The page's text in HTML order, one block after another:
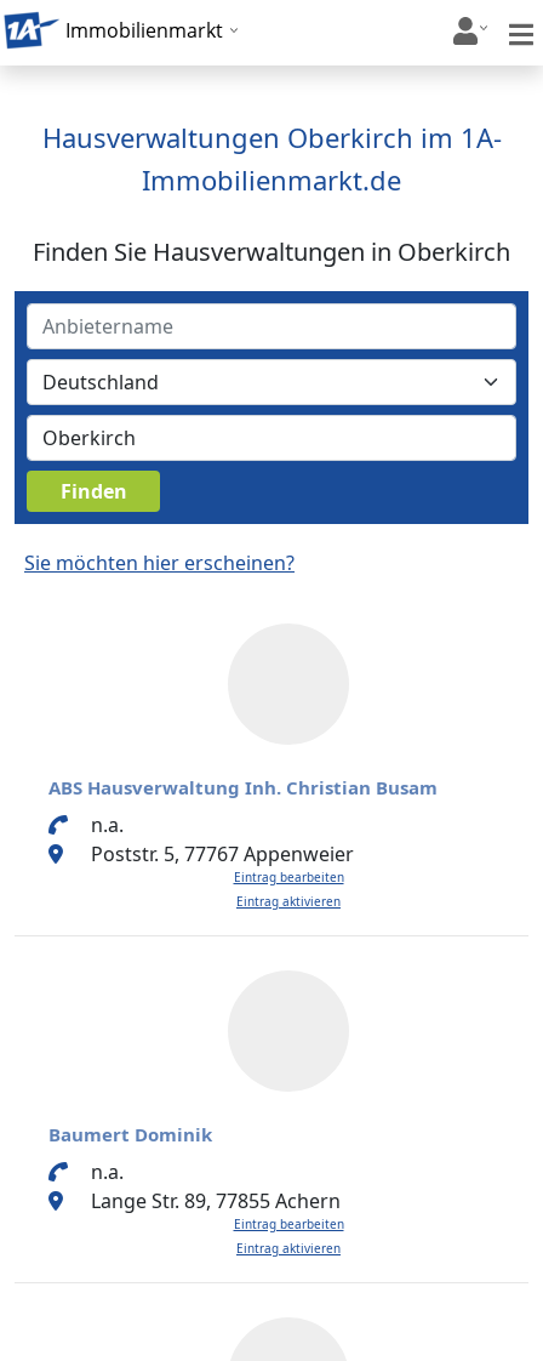
Immobilienmarkt
Hausverwaltungen Oberkirch im 1A-
Immobilienmarkt.de
Finden Sie Hausverwaltungen in Oberkirch
Sie möchten hier erscheinen?
ABS Hausverwaltung Inh. Christian Busam
n.a.
Poststr. 5, 77767 Appenweier
Eintrag bearbeiten
Eintrag aktivieren
Baumert Dominik
n.a.
Lange Str. 89, 77855 Achern
Eintrag bearbeiten
Eintrag aktivieren